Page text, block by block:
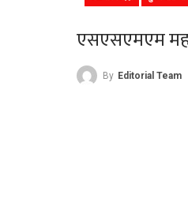
एसएसएमएम
By Editorial Team